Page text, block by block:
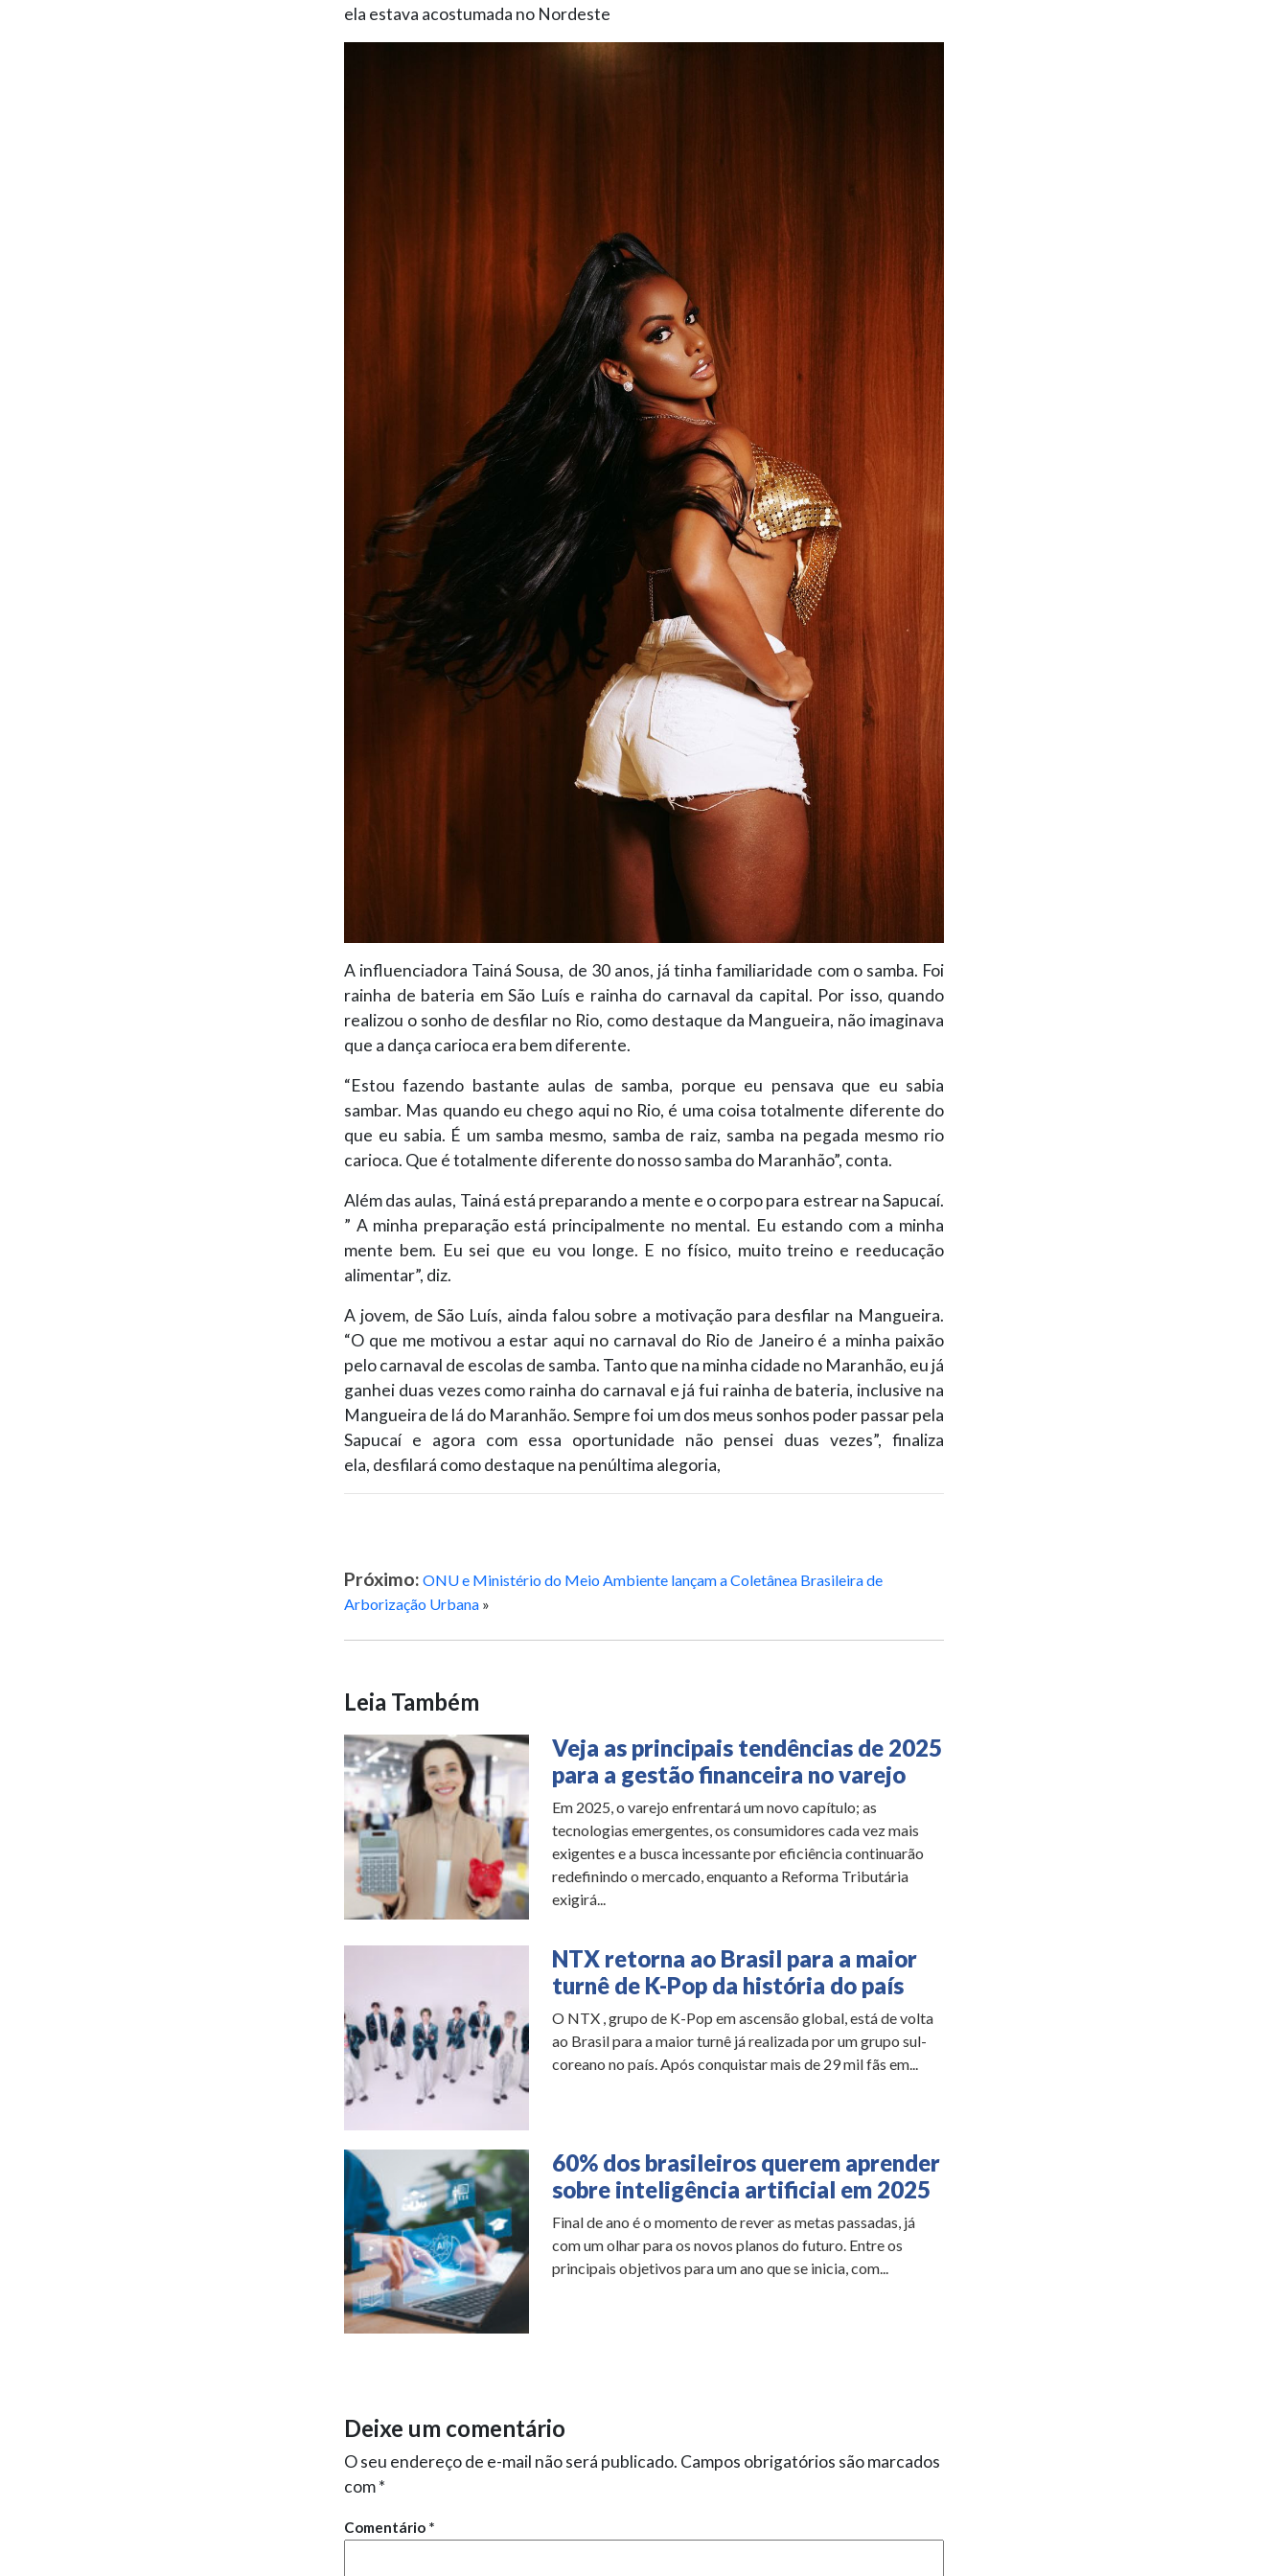
ela estava acostumada no Nordeste
A influenciadora Tainá Sousa, de 30 anos, já tinha familiaridade com o samba. Foi
rainha de bateria em São Luís e rainha do carnaval da capital. Por isso, quando
realizou o sonho de desfilar no Rio, como destaque da Mangueira, não imaginava
que a dança carioca era bem diferente.
“Estou fazendo bastante aulas de samba, porque eu pensava que eu sabia
sambar. Mas quando eu chego aqui no Rio, é uma coisa totalmente diferente do
que eu sabia. É um samba mesmo, samba de raiz, samba na pegada mesmo rio
carioca. Que é totalmente diferente do nosso samba do Maranhão”, conta.
Além das aulas, Tainá está preparando a mente e o corpo para estrear na Sapucaí.
” A minha preparação está principalmente no mental. Eu estando com a minha
mente bem. Eu sei que eu vou longe. E no físico, muito treino e reeducação
alimentar”, diz.
A jovem, de São Luís, ainda falou sobre a motivação para desfilar na Mangueira.
“O que me motivou a estar aqui no carnaval do Rio de Janeiro é a minha paixão
pelo carnaval de escolas de samba. Tanto que na minha cidade no Maranhão, eu já
ganhei duas vezes como rainha do carnaval e já fui rainha de bateria, inclusive na
Mangueira de lá do Maranhão. Sempre foi um dos meus sonhos poder passar pela
Sapucaí e agora com essa oportunidade não pensei duas vezes”, finaliza
ela, desfilará como destaque na penúltima alegoria,
Próximo: ONU e Ministério do Meio Ambiente lançam a Coletânea Brasileira de
Arborização Urbana »
Leia Também
Veja as principais tendências de 2025
para a gestão financeira no varejo
Em 2025, o varejo enfrentará um novo capítulo; as
tecnologias emergentes, os consumidores cada vez mais
exigentes e a busca incessante por eficiência continuarão
redefinindo o mercado, enquanto a Reforma Tributária
exigirá...
NTX retorna ao Brasil para a maior
turnê de K-Pop da história do país
O NTX , grupo de K-Pop em ascensão global, está de volta
ao Brasil para a maior turnê já realizada por um grupo sul-
coreano no país. Após conquistar mais de 29 mil fãs em...
60% dos brasileiros querem aprender
sobre inteligência artificial em 2025
Final de ano é o momento de rever as metas passadas, já
com um olhar para os novos planos do futuro. Entre os
principais objetivos para um ano que se inicia, com...
Deixe um comentário
O seu endereço de e-mail não será publicado. Campos obrigatórios são marcados
com*
Comentário *